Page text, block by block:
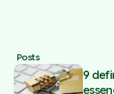
Posts
9